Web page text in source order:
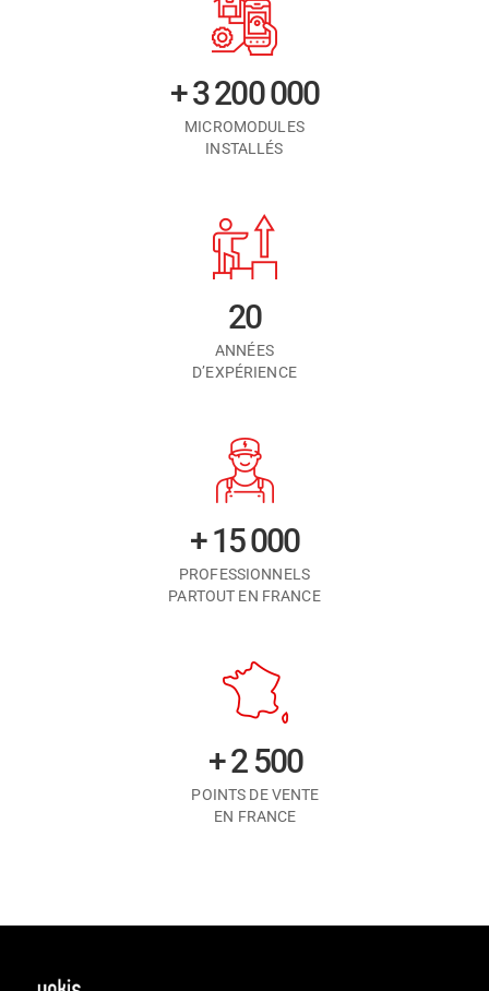
+ 3 200 000
MICROMODULES
INSTALLÉS
20
ANNÉES
D’EXPÉRIENCE
+ 15 000
PROFESSIONNELS
PARTOUT EN FRANCE
+ 2 500
POINTS DE VENTE
EN FRANCE